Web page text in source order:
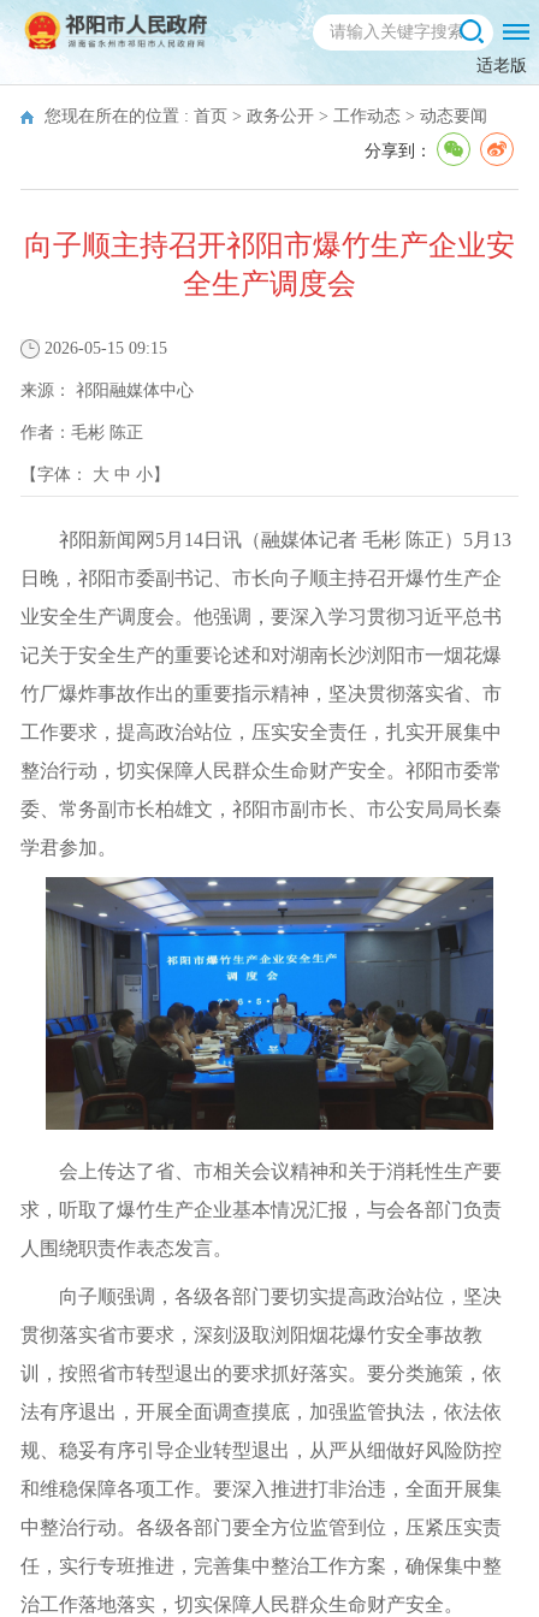
适老版
您现在所在的位置 : 首页 > 政务公开 > 工作动态 > 动态要闻
分享到：
向子顺主持召开祁阳市爆竹生产企业安
全生产调度会
2026-05-15 09:15
来源： 祁阳融媒体中心
作者： 毛彬 陈正
【字体： 大 中 小】
祁阳新闻网5月14日讯（融媒体记者 毛彬 陈正）5月13
日晚，祁阳市委副书记、市长向子顺主持召开爆竹生产企
业安全生产调度会。他强调，要深入学习贯彻习近平总书
记关于安全生产的重要论述和对湖南长沙浏阳市一烟花爆
竹厂爆炸事故作出的重要指示精神，坚决贯彻落实省、市
工作要求，提高政治站位，压实安全责任，扎实开展集中
整治行动，切实保障人民群众生命财产安全。祁阳市委常
委、常务副市长柏雄文，祁阳市副市长、市公安局局长秦
学君参加。
会上传达了省、市相关会议精神和关于消耗性生产要
求，听取了爆竹生产企业基本情况汇报，与会各部门负责
人围绕职责作表态发言。
向子顺强调，各级各部门要切实提高政治站位，坚决
贯彻落实省市要求，深刻汲取浏阳烟花爆竹安全事故教
训，按照省市转型退出的要求抓好落实。要分类施策，依
法有序退出，开展全面调查摸底，加强监管执法，依法依
规、稳妥有序引导企业转型退出，从严从细做好风险防控
和维稳保障各项工作。要深入推进打非治违，全面开展集
中整治行动。各级各部门要全方位监管到位，压紧压实责
任，实行专班推进，完善集中整治工作方案，确保集中整
治工作落地落实，切实保障人民群众生命财产安全。